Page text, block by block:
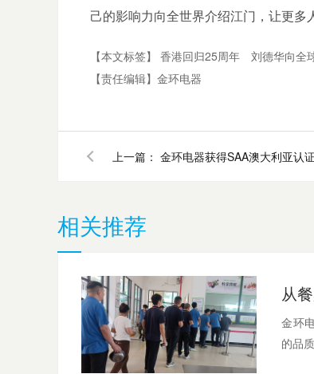
己的影响力向全世界介绍江门，让更多
【本文标签】 香港回归25周年 刘德华向全
【责任编辑】 金环电器
上一篇：
相关推荐
金环
的品